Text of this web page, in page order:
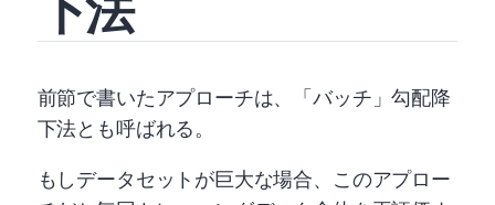
前節で書いたアプローチは、「バッチ」勾配降
下法とも呼ばれる。
もしデータセットが巨大な場合、このアプロー